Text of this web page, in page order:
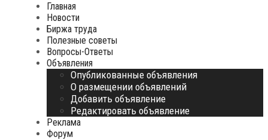
Главная
Новости
Биржа труда
Полезные советы
Вопросы-Ответы
Объявления
Опубликованные объявления
О размещении объявлений
Добавить объявление
Редактировать объявление
Реклама
Форум